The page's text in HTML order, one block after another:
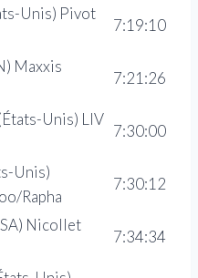
Unis) Pivot
7:19:10
Maxxis
7:21:26
Unis) LIV
7:30:00
Unis)
Rapha
7:30:12
Nicollet
7:34:34